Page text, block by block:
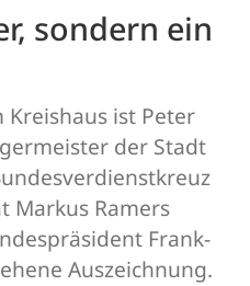
sondern ein
ist Peter
der Stadt
Markus Ramers
Frank-
Auszeichnung.